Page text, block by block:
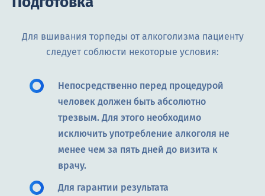
Для вшивания торпеды от алкоголизма пациенту
следует соблюсти некоторые условия:
Непосредственно перед процедурой
человек должен быть абсолютно
трезвым. Для этого необходимо
исключить употребление алкоголя не
менее чем за пять дней до визита к
врачу.
Для гарантии результата